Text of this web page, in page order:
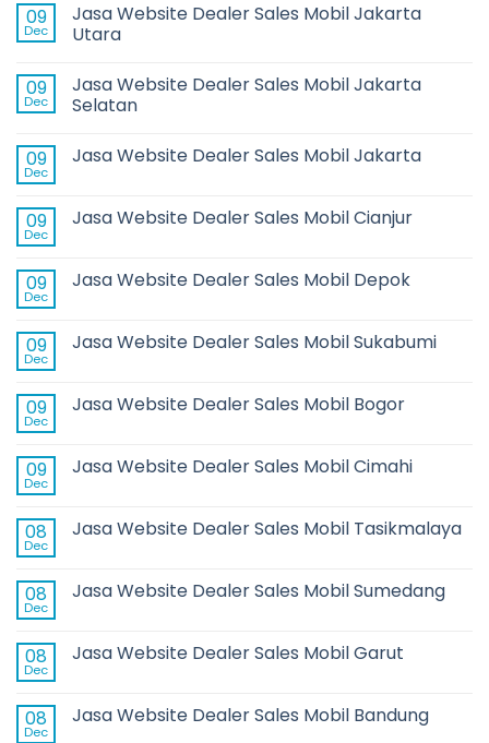
09
Dec
Jasa Website Dealer Sales Mobil Jakarta
Utara
09
Dec
Jasa Website Dealer Sales Mobil Jakarta
Selatan
09
Dec
Jasa Website Dealer Sales Mobil Jakarta
09
Dec
Jasa Website Dealer Sales Mobil Cianjur
09
Dec
Jasa Website Dealer Sales Mobil Depok
09
Dec
Jasa Website Dealer Sales Mobil Sukabumi
09
Dec
Jasa Website Dealer Sales Mobil Bogor
09
Dec
Jasa Website Dealer Sales Mobil Cimahi
08
Dec
Jasa Website Dealer Sales Mobil Tasikmalaya
08
Dec
Jasa Website Dealer Sales Mobil Sumedang
08
Dec
Jasa Website Dealer Sales Mobil Garut
08
Dec
Jasa Website Dealer Sales Mobil Bandung